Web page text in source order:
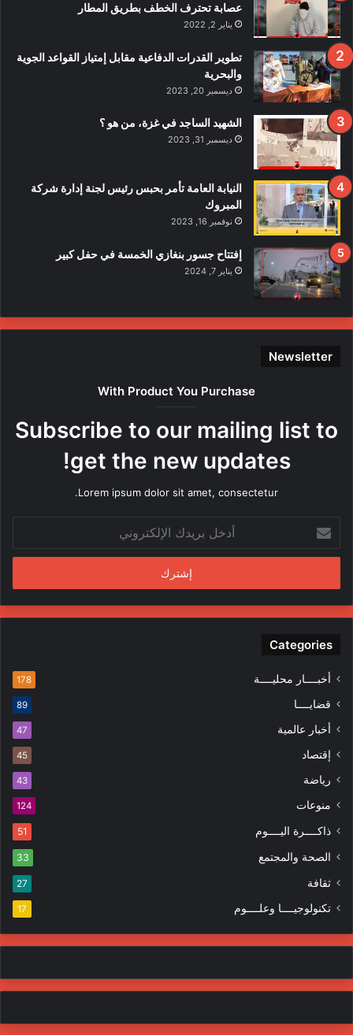
عصابة تحترف الخطف بطريق المطار
يناير 2, 2022
تطوير القدرات الدفاعية مقابل إمتياز القواعد الجوية
والبحرية
ديسمبر 20, 2023
الشهيد الساجد في غزة، من هو ؟
ديسمبر 31, 2023
النيابة العامة تأمر بحبس رئيس لجنة إدارة شركة
المبروك
نوفمبر 16, 2023
إفتتاح جسور بنغازي الخمسة في حفل كبير
يناير 7, 2024
Newsletter
With Product You Purchase
Subscribe to our mailing list to
get the new updates!
Lorem ipsum dolor sit amet, consectetur.
بريدك
الإلكتروني
Categories
أخبــــار محليــــة 178
قضايــــا 89
أخبار عالمية 47
إقتصاد 45
رياضة 43
منوعات 124
ذاكــــرة اليــــوم 51
الصحة والمجتمع 33
ثقافة 27
تكنولوجيــــا وعلــــوم 17